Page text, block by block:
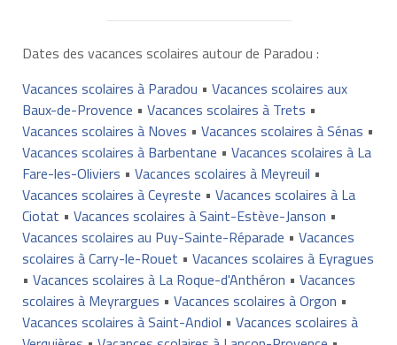
Dates des vacances scolaires autour de Paradou :
Vacances scolaires à Paradou • Vacances scolaires aux
Baux-de-Provence • Vacances scolaires à Trets •
Vacances scolaires à Noves • Vacances scolaires à Sénas •
Vacances scolaires à Barbentane • Vacances scolaires à La
Fare-les-Oliviers • Vacances scolaires à Meyreuil •
Vacances scolaires à Ceyreste • Vacances scolaires à La
Ciotat • Vacances scolaires à Saint-Estève-Janson •
Vacances scolaires au Puy-Sainte-Réparade • Vacances
scolaires à Carry-le-Rouet • Vacances scolaires à Eyragues
• Vacances scolaires à La Roque-d'Anthéron • Vacances
scolaires à Meyrargues • Vacances scolaires à Orgon •
Vacances scolaires à Saint-Andiol • Vacances scolaires à